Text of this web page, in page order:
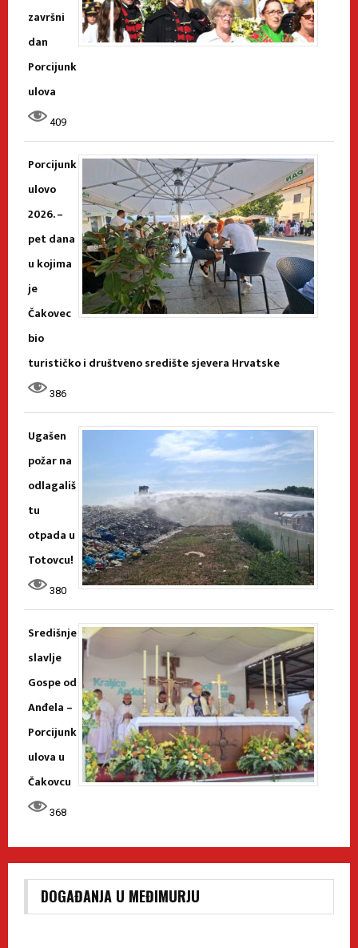
završni
dan
Porcijunk
ulova
409
Porcijunk
ulovo
2026. –
pet dana
u kojima
je
Čakovec
bio
turističko i društveno središte sjevera Hrvatske
386
Ugašen
požar na
odlagališ
tu
otpada u
Totovcu!
380
Središnje
slavlje
Gospe od
Anđela –
Porcijunk
ulova u
Čakovcu
368
DOGAĐANJA U MEĐIMURJU